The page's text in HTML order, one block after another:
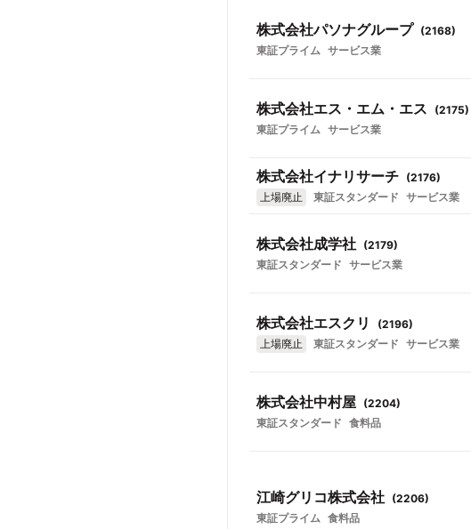
株式会社パソナグループ (2168)
東証プライム サービス業
株式会社エス・エム・エス (2175)
東証プライム サービス業
株式会社イナリサーチ (2176)
上場廃止
東証スタンダード サービス業
株式会社成学社 (2179)
東証スタンダード サービス業
株式会社エスクリ (2196)
上場廃止
東証スタンダード サービス業
株式会社中村屋 (2204)
東証スタンダード 食料品
江崎グリコ株式会社 (2206)
東証プライム 食料品